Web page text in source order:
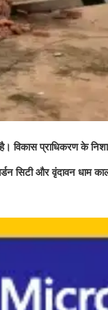
विकास प्राधिकरण के
सिटी और वृंदावन धाम